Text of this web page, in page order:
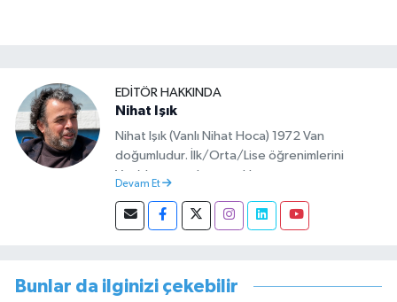
EDITÖR HAKKINDA
Nihat Işık
Nihat Işık (Vanlı Nihat Hoca) 1972 Van
doğumludur. İlk/Orta/Lise öğrenimlerini
Van’da tamamlamıştır. Hacettepe mezunu
başlamıştır. Asteğmen olarak yaptığı vatani
görevi dönüşü Van Sosyal Hizmetler İl
görevini yürütürken istifa edip sosyal medyayı
Devam Et
Bunlar da ilginizi çekebilir